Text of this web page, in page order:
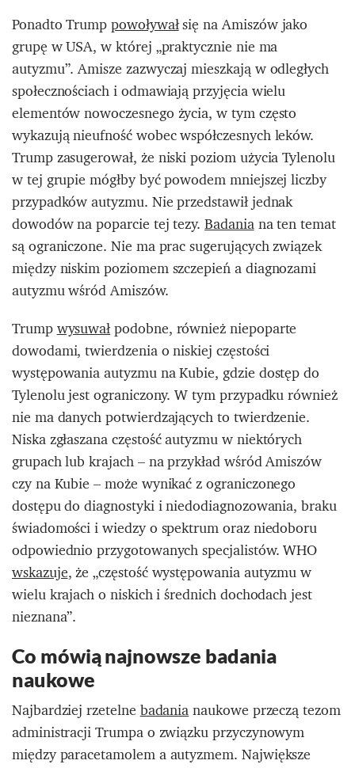
Ponadto Trumppowoływałsię na Amiszów jako
grupę w USA, w której „praktycznie nie ma
autyzmu”. Amisze zazwyczaj mieszkają w odległych
społecznościach i odmawiają przyjęcia wielu
elementów nowoczesnego życia, w tym często
wykazują nieufność wobec współczesnych leków.
Trump zasugerował, że niski poziom użycia Tylenolu
w tej grupie mógłby być powodem mniejszej liczby
przypadków autyzmu. Nie przedstawił jednak
dowodów na poparcie tej tezy.Badaniana ten temat
są ograniczone. Nie ma prac sugerujących związek
między niskim poziomem szczepień a diagnozami
autyzmu wśród Amiszów.
Trumpwysuwałpodobne, również niepoparte
dowodami, twierdzenia o niskiej częstości
występowania autyzmu na Kubie, gdzie dostęp do
Tylenolu jest ograniczony. W tym przypadku również
nie ma danych potwierdzających to twierdzenie.
Niska zgłaszana częstość autyzmu w niektórych
grupach lub krajach – na przykład wśród Amiszów
czy na Kubie – może wynikać z ograniczonego
dostępu do diagnostyki i niedodiagnozowania, braku
świadomości i wiedzy o spektrum oraz niedoboru
odpowiednio przygotowanych specjalistów. WHO
wskazuje, że „częstość występowania autyzmu w
wielu krajach o niskich i średnich dochodach jest
nieznana”.
Co mówią najnowsze badania
naukowe
Najbardziej rzetelnebadanianaukowe przeczą tezom
administracji Trumpa o związku przyczynowym
między paracetamolem a autyzmem. Największe